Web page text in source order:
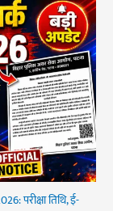
परीक्षा तिथि, ई-